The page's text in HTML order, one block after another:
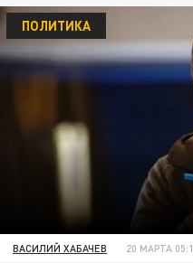
ПОЛИТИКА
ВАСИЛИЙ ХАБАЧЕВ 20 МАРТА